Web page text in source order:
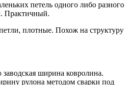
петель одного либо разного
Практичный.
плотные. Похож на структуру
заводская ширина ковролина.
рулона методом сварки под